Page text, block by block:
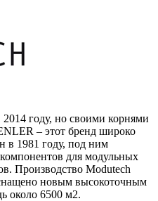
году, но своими корнями
– этот бренд широко
в 1981 году, под ним
для модульных
Производство Modutech
новым высокоточным
около 6500 м2.